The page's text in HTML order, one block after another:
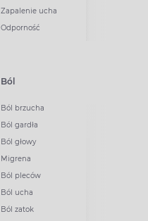
Zapalenie ucha
Odporność
Ból
Ból brzucha
Ból gardła
Ból głowy
Migrena
Ból pleców
Ból ucha
Ból zatok